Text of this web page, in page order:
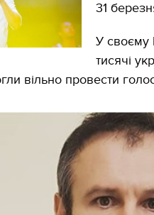
31
У своєму
тисячі
вільно провести